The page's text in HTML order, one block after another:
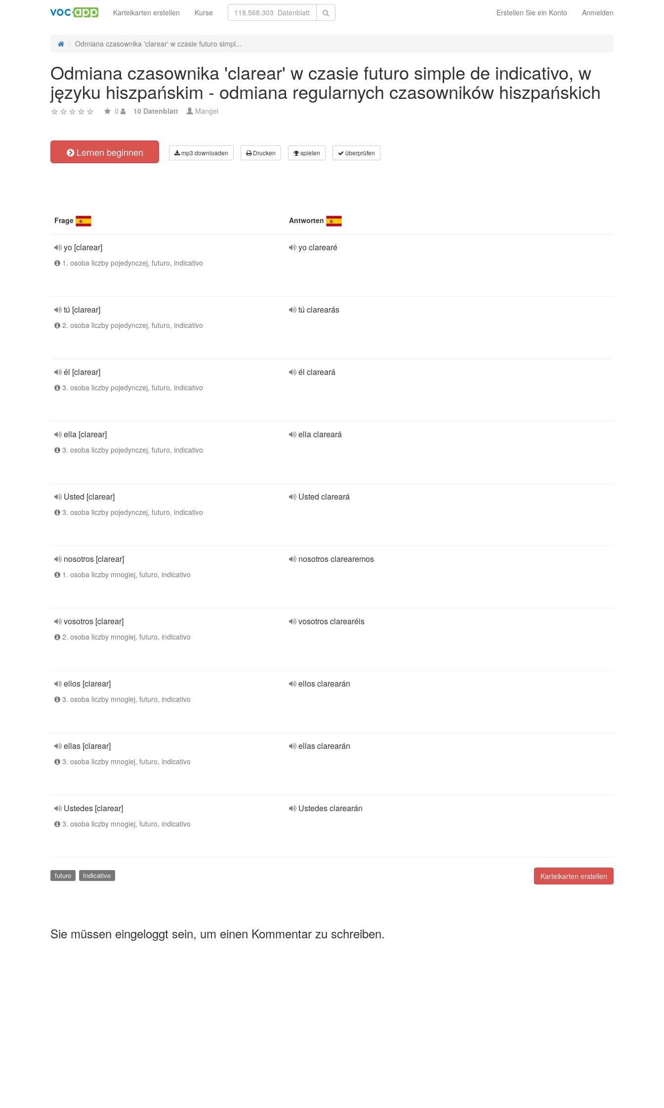
Erstellen Sie ein Konto Anmelden
Karteikarten erstellen Kurse
Odmiana czasownika 'clarear' w czasie futuro simpl...
Odmiana czasownika 'clarear' w czasie futuro simple de indicativo, w
języku hiszpańskim - odmiana regularnych czasowników hiszpańskich
0 10 Datenblatt Mangel
Lernen beginnen mp3 downloaden Drucken spielen überprüfen
Frage Antworten
yo [clarear]
1. osoba liczby pojedynczej, futuro, indicativo
yo clarearé
tú [clarear]
2. osoba liczby pojedynczej, futuro, indicativo
tú clarearás
él [clarear]
3. osoba liczby pojedynczej, futuro, indicativo
él clareará
ella [clarear]
3. osoba liczby pojedynczej, futuro, indicativo
ella clareará
Usted [clarear]
3. osoba liczby pojedynczej, futuro, indicativo
Usted clareará
nosotros [clarear]
1. osoba liczby mnogiej, futuro, indicativo
nosotros clarearemos
vosotros [clarear]
2. osoba liczby mnogiej, futuro, indicativo
vosotros clarearéis
ellos [clarear]
3. osoba liczby mnogiej, futuro, indicativo
ellos clarearán
ellas [clarear]
3. osoba liczby mnogiej, futuro, indicativo
ellas clarearán
Ustedes [clarear]
3. osoba liczby mnogiej, futuro, indicativo
Ustedes clarearán
Karteikarten erstellen
futuro Indicativo
Sie müssen eingeloggt sein, um einen Kommentar zu schreiben.